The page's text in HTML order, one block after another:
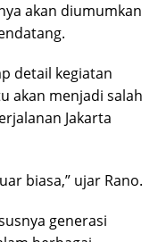
akan diumumkan
detail kegiatan
akan menjadi salah
Jakarta
biasa,” ujar Rano.
generasi